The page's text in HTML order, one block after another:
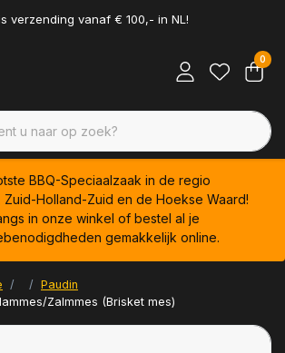
verzending vanaf € 100,- in NL!
0
BBQ-Speciaalzaak in de regio
Holland-Zuid en de Hoekse Waard!
in onze winkel of bestel al je
gemakkelijk online.
Paudin
Zalmmes (Brisket mes)